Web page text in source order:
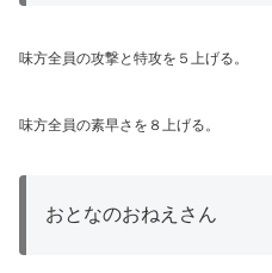
味方全員の攻撃と特攻を５上げる。
味方全員の素早さを８上げる。
おとなのおねえさん